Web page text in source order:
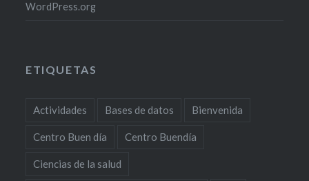
WordPress.org
ETIQUETAS
Actividades Bases de datos Bienvenida
Centro Buen día Centro Buendía
Ciencias de la salud